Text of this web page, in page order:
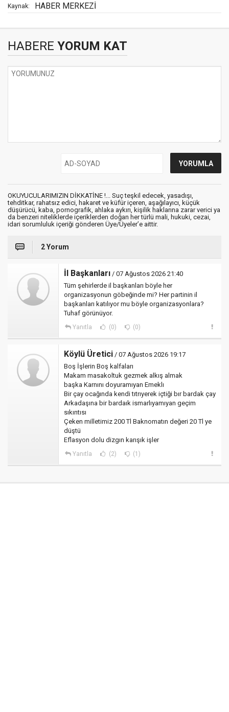
Kaynak: HABER MERKEZİ
HABERE YORUM KAT
OKUYUCULARIMIZIN DİKKATİNE !... Suç teşkil edecek, yasadışı,
tehditkar, rahatsız edici, hakaret ve küfür içeren, aşağılayıcı, küçük
düşürücü, kaba, pornografik, ahlaka aykırı, kişilik haklarına zarar verici ya
da benzeri niteliklerde içeriklerden doğan her türlü mali, hukuki, cezai,
idari sorumluluk içeriği gönderen Üye/Üyeler’e aittir.
2 Yorum
İl Başkanları / 07 Ağustos 2026 21:40
Tüm şehirlerde il başkanları böyle her
organizasyonun göbeğinde mi? Her partinin il
başkanları katılıyor mu böyle organizasyonlara?
Tuhaf görünüyor.
Yanıtla (0) (0)
Köylü Üretici / 07 Ağustos 2026 19:17
Boş İşlerin Boş kalfaları
Makam masakoltuk gezmek alkış almak
başka Karnını doyuramıyan Emeklı
Bir çay ocağında kendi tıtrıyerek içtiği bır bardak çay
Arkadaşına bir bardaık ismarlıyamıyan geçim
sıkıntısı
Çeken milletimiz 200 Tl Baknomatın değeri 20 Tl ye
düştü
Eflasyon dolu dizgın karışık işler
Yanıtla (2) (1)